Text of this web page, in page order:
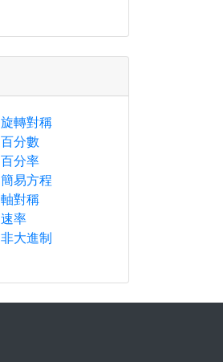
旋轉對稱
百分數
百分率
簡易方程
軸對稱
速率
非大進制